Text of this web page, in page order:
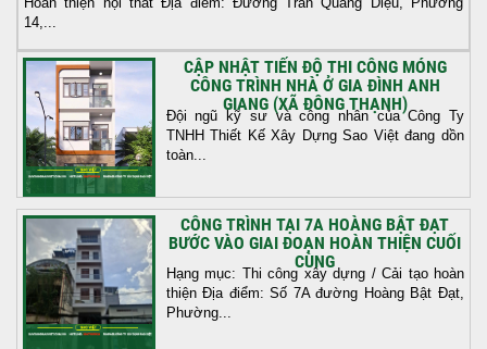
14,...
CẬP NHẬT TIẾN ĐỘ THI CÔNG MÓNG
CÔNG TRÌNH NHÀ Ở GIA ĐÌNH ANH
GIANG (XÃ ĐÔNG THẠNH)
Đội ngũ kỹ sư và công nhân của Công Ty
TNHH Thiết Kế Xây Dựng Sao Việt đang dồn
toàn...
CÔNG TRÌNH TẠI 7A HOÀNG BẬT ĐẠT
BƯỚC VÀO GIAI ĐOẠN HOÀN THIỆN CUỐI
CÙNG
Hạng mục: Thi công xây dựng / Cải tạo hoàn
thiện Địa điểm: Số 7A đường Hoàng Bật Đạt,
Phường...